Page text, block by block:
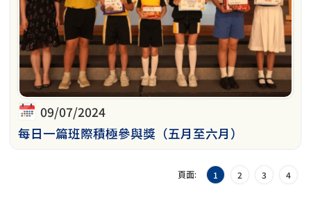
09/07/2024
每日一篇班際積極參與獎（五月至六月）
頁面: 1 2 3 4